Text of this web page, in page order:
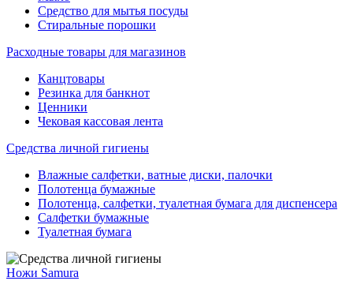
Средство для мытья посуды
Стиральные порошки
Расходные товары для магазинов
Канцтовары
Резинка для банкнот
Ценники
Чековая кассовая лента
Средства личной гигиены
Влажные салфетки, ватные диски, палочки
Полотенца бумажные
Полотенца, салфетки, туалетная бумага для диспенсера
Салфетки бумажные
Туалетная бумага
Ножи Samura